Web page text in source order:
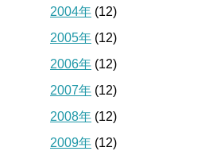
2004年 (12)
2005年 (12)
2006年 (12)
2007年 (12)
2008年 (12)
2009年 (12)